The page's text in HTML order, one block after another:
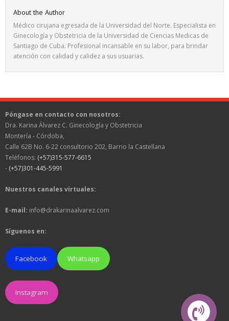
About the Author
Médico cirujana egresada de la Universidad del Norte. Especialista en
Ginecología y Obstetricia de la Universidad de Ciencias Medicas de
Santiago de Cuba. Profesional incansable en su labor, para brindar
atención con calidad y calidez a sus usuarias.
Póngase en contacto con nosotros:
Dra. Karina Álvarez C. Ginecología y Obstetricia
Montería - Córdoba,
Calle 62B No. 6-22 consultorio 202, Barrio la Castellana
Teléfonos: (+57)315-577-6615
- (+57)301-445-5991
Nuestros canales virtuales:
E-mail: info@drakarinaalvarez.com
Síguenos en:
Facebook Whatsapp
Instagram